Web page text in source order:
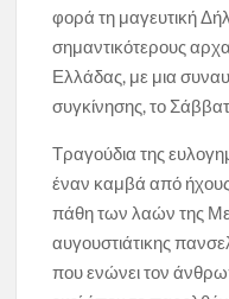
φορά τη μαγευτική
σημαντικότερους
Ελλάδας, με μια
συγκίνησης, το
Τραγούδια της
έναν καμβά από
πάθη των λαών της
αυγουστιάτικης
που ενώνει τον